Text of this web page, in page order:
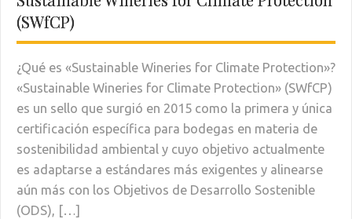
(SWfCP)
¿Qué es «Sustainable Wineries for Climate Protection»?
«Sustainable Wineries for Climate Protection» (SWfCP)
es un sello que surgió en 2015 como la primera y única
certificación específica para bodegas en materia de
sostenibilidad ambiental y cuyo objetivo actualmente
es adaptarse a estándares más exigentes y alinearse
aún más con los Objetivos de Desarrollo Sostenible
(ODS), […]